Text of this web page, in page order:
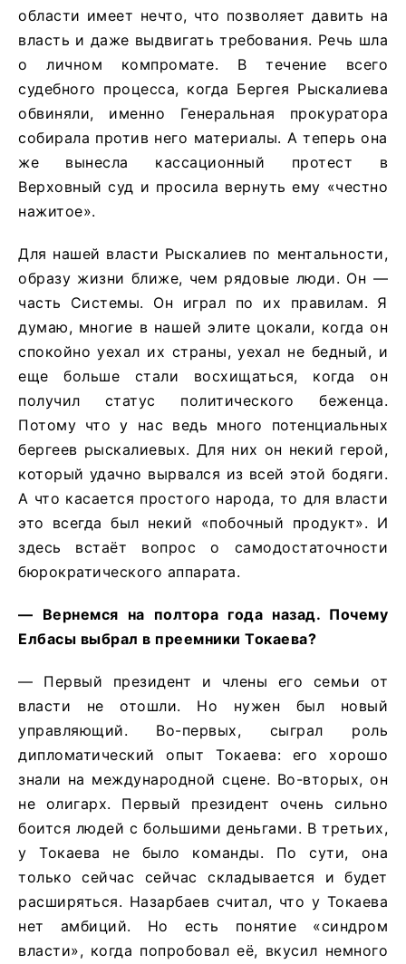
области имеет нечто, что позволяет давить на
власть и даже выдвигать требования. Речь шла
о личном компромате. В течение всего
судебного процесса, когда Бергея Рыскалиева
обвиняли, именно Генеральная прокуратора
собирала против него материалы. А теперь она
же вынесла кассационный протест в
Верховный суд и просила вернуть ему «честно
нажитое».
Для нашей власти Рыскалиев по ментальности,
образу жизни ближе, чем рядовые люди. Он —
часть Системы. Он играл по их правилам. Я
думаю, многие в нашей элите цокали, когда он
спокойно уехал их страны, уехал не бедный, и
еще больше стали восхищаться, когда он
получил статус политического беженца.
Потому что у нас ведь много потенциальных
бергеев рыскалиевых. Для них он некий герой,
который удачно вырвался из всей этой бодяги.
А что касается простого народа, то для власти
это всегда был некий «побочный продукт». И
здесь встаёт вопрос о самодостаточности
бюрократического аппарата.
— Вернемся на полтора года назад. Почему
Елбасы выбрал в преемники Токаева?
— Первый президент и члены его семьи от
власти не отошли. Но нужен был новый
управляющий. Во-первых, сыграл роль
дипломатический опыт Токаева: его хорошо
знали на международной сцене. Во-вторых, он
не олигарх. Первый президент очень сильно
боится людей с большими деньгами. В третьих,
у Токаева не было команды. По сути, она
только сейчас сейчас складывается и будет
расширяться. Назарбаев считал, что у Токаева
нет амбиций. Но есть понятие «синдром
власти», когда попробовал её, вкусил немного